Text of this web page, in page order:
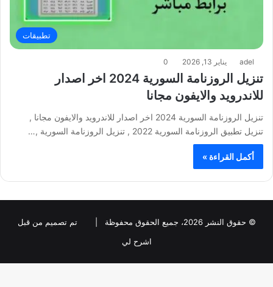
تطبيقات
adel يناير 13, 2026 0
تنزيل الروزنامة السورية 2024 اخر اصدار
للاندرويد والايفون مجانا
تنزيل الروزنامة السورية 2024 اخر اصدار للاندرويد والايفون مجانا ,
تنزيل تطبيق الروزنامة السورية 2022 , تنزيل الروزنامة السورية ,…
أكمل القراءة »
© حقوق النشر 2026، جميع الحقوق محفوظة |
تم تصميم من قبل
اشرح لي